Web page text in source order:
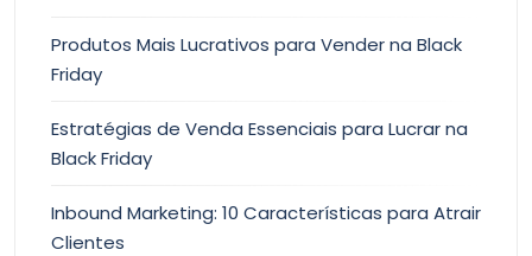
Produtos Mais Lucrativos para Vender na Black
Friday
Estratégias de Venda Essenciais para Lucrar na
Black Friday
Inbound Marketing: 10 Características para Atrair
Clientes